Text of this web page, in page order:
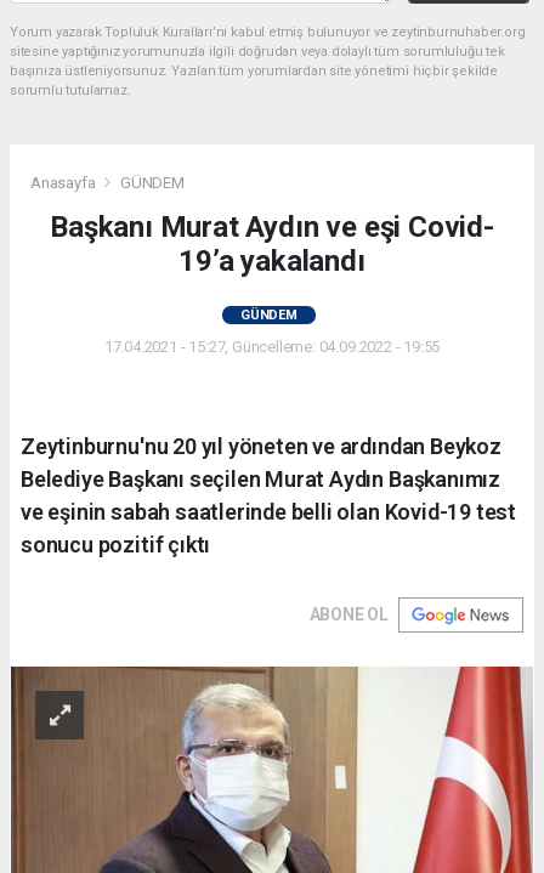
Yorum yazarak Topluluk Kuralları’nı kabul etmiş bulunuyor ve zeytinburnuhaber.org
sitesine yaptığınız yorumunuzla ilgili doğrudan veya dolaylı tüm sorumluluğu tek
başınıza üstleniyorsunuz. Yazılan tüm yorumlardan site yönetimi hiçbir şekilde
sorumlu tutulamaz.
Anasayfa GÜNDEM
Başkanı Murat Aydın ve eşi Covid-
19’a yakalandı
GÜNDEM
17.04.2021 - 15:27, Güncelleme: 04.09.2022 - 19:55
Zeytinburnu'nu 20 yıl yöneten ve ardından Beykoz
Belediye Başkanı seçilen Murat Aydın Başkanımız
ve eşinin sabah saatlerinde belli olan Kovid-19 test
sonucu pozitif çıktı
ABONE OL